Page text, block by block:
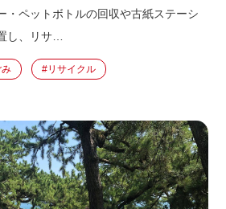
・ペットボトルの回収や古紙ステーシ
し、リサ…
#リサイクル